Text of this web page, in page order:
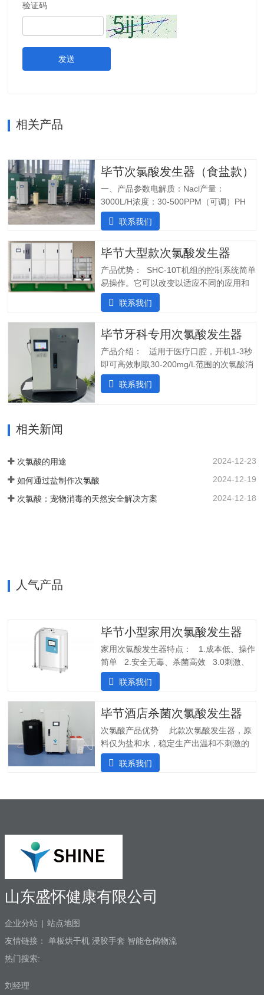
验证码
发送
相关产品
毕节次氯酸发生器（食盐款）
一、产品参数电解质：Nacl产量：
3000L/H浓度：30-500PPM（可调）PH
值：5.0-6.5纯水系统酸水最大功率：
7200W纯水最大功率：1800W输入电压：
装完毕二、产品特点：1.自主研发：可满
足客户个性化定制需求；2.高度集成系
统：前置水预处理系统搭配RO反渗透系
统，一体化集成;3.PLC控制:在线显示浓
度、ph值、氧化还原电位ORP等指标;4.安
操作简单:操作界面简单清晰，无需培训；
守，远程操作，实时显示；三、产品使用
场景：…
联系我们
毕节大型款次氯酸发生器
产品优势： SHC-10T机组的控制系统简单
易操作。它可以改变以适应不同的应用和
条件。液压部分安装了一个流量控制器，
用于在供水中断时关闭SHINE装置，并在
确保在任何给定时间提供所需的剂量。外
壳由非腐蚀性材料制成。管子和连接器采
用进口氟胶管，对腐蚀性溶液具有很强的
抵抗力。所有输入和输出连接器都位于外
壳的侧面，以便方便地放置设备。带有电
联系我们
毕节牙科专用次氯酸发生器
产品介绍： 适用于医疗口腔，开机1-3秒
即可高效制取30-200mg/L范围的次氯酸消
毒水；使用口腔水路消毒一体机生成的微
酸性电解次氯酸水，作为口腔治疗台的牙
消毒问题。各地市的使用标准：解决方案
以及使用场景：1. 一机多用，解决牙椅水
联系我们
相关新闻
次氯酸的用途 2024-12-23
如何通过盐制作次氯酸 2024-12-19
次氯酸：宠物消毒的天然安全解决方案 2024-12-18
人气产品
毕节小型家用次氯酸发生器
家用次氯酸发生器特点： 1.成本低、操作
简单 2.安全无毒、杀菌高效 3.0刺激、
几乎无味应用场景：产品参数：产品型
号：SHC-180尺寸：365*260*120mm重
置）电压：100V-200V 50/60Hz水压范
围：0.1Mpa～0.7Pma电解液桶容量：
100ml有效氯浓度：20-100ppm电解槽寿
命：10000h操作简单，即使用，开机1-3
秒即可产生高品质次氯酸盐消毒剂
联系我们
毕节酒店杀菌次氯酸发生器
次氯酸产品优势 此款次氯酸发生器，原
料仅为盐和水，稳定生产出温和不刺激的
次氯酸水，通过30多项检测合格，是酒店
行业消毒杀菌、除臭的必备设备。1)成本
10000小时；5）售后无忧：可市场培训以
及技术支持。6）高度集成：内置纯水机，
直接可接自来水。应用范围 次氯酸10-
橘，大肠杆菌，金黄色葡萄菌，MRSA等
联系我们
山东盛怀健康有限公司
企业分站 | 站点地图
友情链接： 单板烘干机 浸胶手套 智能仓储物流
热门搜索:
刘经理